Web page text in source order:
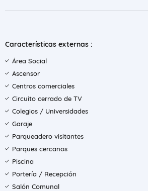
Características externas :
Área Social
Ascensor
Centros comerciales
Circuito cerrado de TV
Colegios / Universidades
Garaje
Parqueadero visitantes
Parques cercanos
Piscina
Portería / Recepción
Salón Comunal